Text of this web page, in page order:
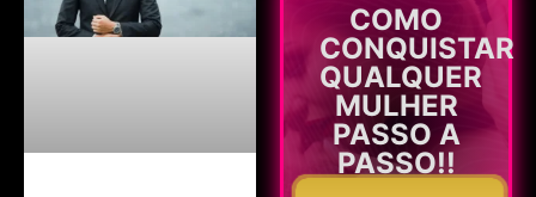
COMO
CONQUISTAR
QUALQUER
MULHER
PASSO A
PASSO!!